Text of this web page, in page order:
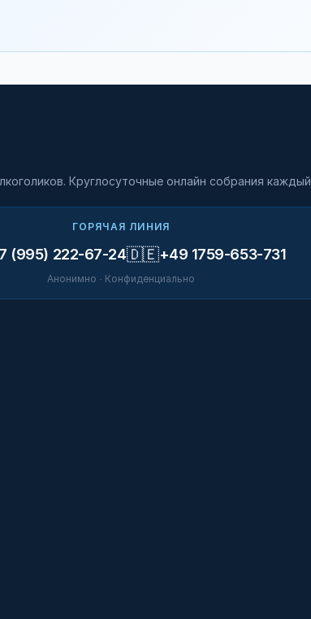
Круглосуточные онлайн собрания
ГОРЯЧАЯ ЛИНИЯ
(995) 222-67-24🇩🇪+49 1759-653-731
Анонимно · Конфиденциально